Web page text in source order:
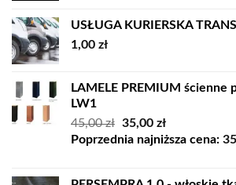
USŁUGA KURIERSKA
1,00 zł
LAMELE PREMIUM ścienne
LW1
45,00zł Pierwotna
cena
35,00 złAktualna
cena
Poprzednia najniższa cena: